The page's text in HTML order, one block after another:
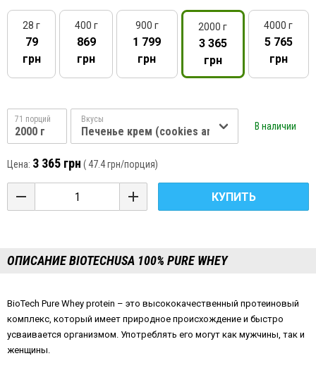
28 г
79
грн
400 г
869
грн
900 г
1 799
грн
2000 г
3 365
грн
4000 г
5 765
грн
71 порций
2000 г
Вкусы
Печенье крем (cookies and cream) В наличии
Цена: 3 365 грн (47.4 грн/порция)
КУПИТЬ
ОПИСАНИЕ BIOTECHUSA 100% PURE WHEY
BioTech Pure Whey protein – это высококачественный протеиновый
комплекс, который имеет природное происхождение и быстро
усваивается организмом. Употреблять его могут как мужчины, так и
женщины.